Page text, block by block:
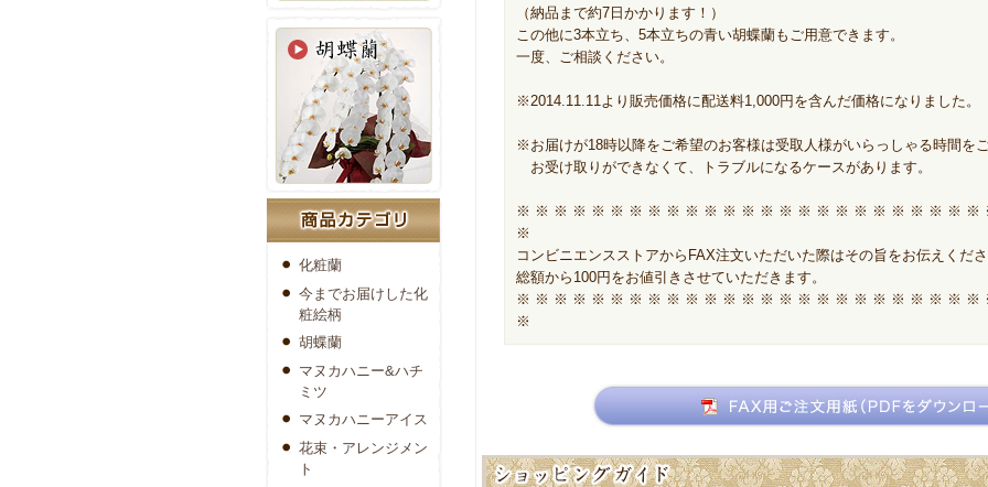
化粧蘭
今までお届けした化
粧絵柄
胡蝶蘭
マヌカハニー&ハチ
ミツ
マヌカハニーアイス
花束・アレンジメン
ト
（納品まで約7日かかります！）
この他に3本立ち、5本立ちの青い胡蝶蘭もご用意できます。
一度、ご相談ください。
※2014.11.11より販売価格に配送料1,000円を含んだ価格になりました。
※お届けが18時以降をご希望のお客様は受取人様がいらっしゃる時間を
お受け取りができなくて、トラブルになるケースがあります。
※ ※ ※ ※ ※ ※ ※ ※ ※ ※ ※ ※ ※ ※ ※ ※ ※ ※ ※ ※ ※ ※ ※ ※ ※
※
コンビニエンスストアからFAX注文いただいた際はその旨をお伝えくだ
総額から100円をお値引きさせていただきます。
※ ※ ※ ※ ※ ※ ※ ※ ※ ※ ※ ※ ※ ※ ※ ※ ※ ※ ※ ※ ※ ※ ※ ※ ※
※